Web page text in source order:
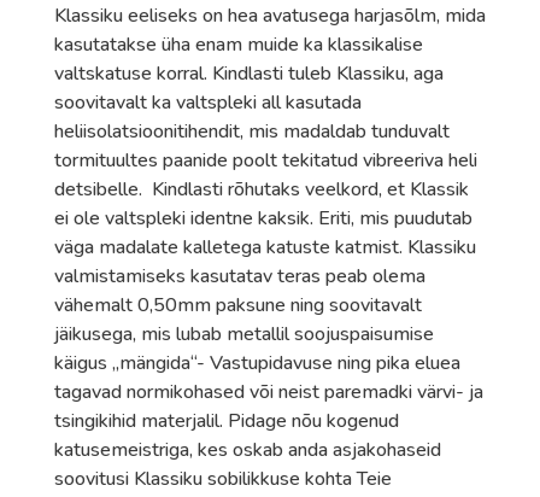
Klassiku eeliseks on hea avatusega harjasõlm, mida
kasutatakse üha enam muide ka klassikalise
valtskatuse korral. Kindlasti tuleb Klassiku, aga
soovitavalt ka valtspleki all kasutada
heliisolatsioonitihendit, mis madaldab tunduvalt
tormituultes paanide poolt tekitatud vibreeriva heli
detsibelle. Kindlasti rõhutaks veelkord, et Klassik
ei ole valtspleki identne kaksik. Eriti, mis puudutab
väga madalate kalletega katuste katmist. Klassiku
valmistamiseks kasutatav teras peab olema
vähemalt 0,50mm paksune ning soovitavalt
jäikusega, mis lubab metallil soojuspaisumise
käigus „mängida“- Vastupidavuse ning pika eluea
tagavad normikohased või neist paremadki värvi- ja
tsingikihid materjalil. Pidage nõu kogenud
katusemeistriga, kes oskab anda asjakohaseid
soovitusi Klassiku sobilikkuse kohta Teie